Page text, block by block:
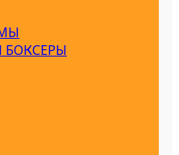
БОКСЕРЫ